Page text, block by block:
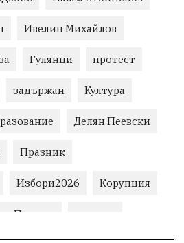
Ивелин Михайлов
Гулянци протест
задържан Култура
Делян Пеевски
Празник
Избори2026 Корупция